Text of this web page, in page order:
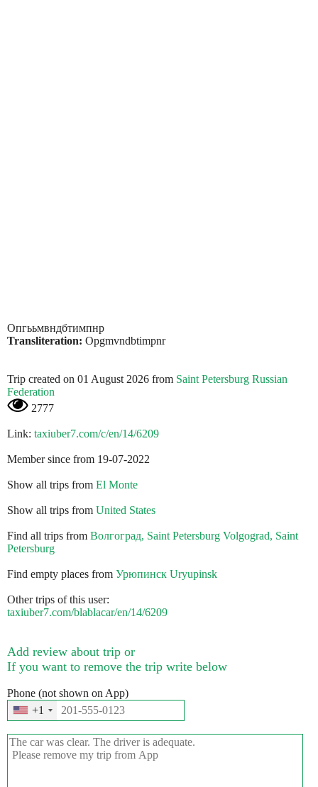
Опгььмвндбтимпнр
Transliteration: Opgmvndbtimpnr
Trip created on 01 August 2026 from Saint Petersburg Russian
Federation
2777
Link: taxiuber7.com/c/en/14/6209
Member since from 19-07-2022
Show all trips from El Monte
Show all trips from United States
Find all trips from Волгоград, Saint Petersburg Volgograd, Saint
Petersburg
Find empty places from Урюпинск Uryupinsk
Other trips of this user:
taxiuber7.com/blablacar/en/14/6209
Add review about trip or
If you want to remove the trip write below
Phone (not shown on App)
+1